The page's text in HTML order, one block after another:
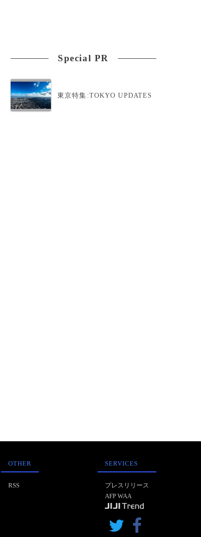
Special PR
東京特集:TOKYO UPDATES
OTHER
RSS
SERVICES
プレスリリース
AFP WAA